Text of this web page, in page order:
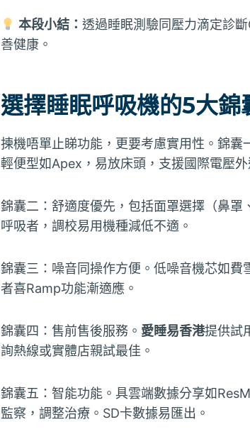
本段小結： 透過睡眠測驗同壓力滴定診
善健康。
選擇睡眠呼吸機的5大錦
揀機唔單止睇功能，更要考慮實用性。錦
輕便型如Apex，易放床頭，支援國際電壓
錦囊二：舒適度優先，包括面罩選擇（鼻
呼吸者，調校易用機種減低不適。
錦囊三：噪音同操作方便。低噪音機芯如
者喜Ramp功能漸適應。
錦囊四：售前售後服務。 愛睡易香港提供試
詢熱線或實體店親試最佳。
錦囊五：智能功能。具雲端數據分享如
監察，調整治療。SD卡數據易匯出。